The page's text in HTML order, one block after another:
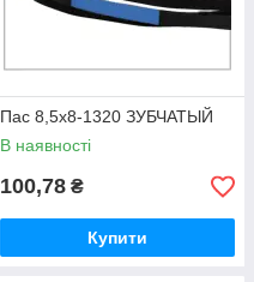
Пас 8,5х8-1320 ЗУБЧАТЫЙ
В наявності
100,78 ₴
Купити